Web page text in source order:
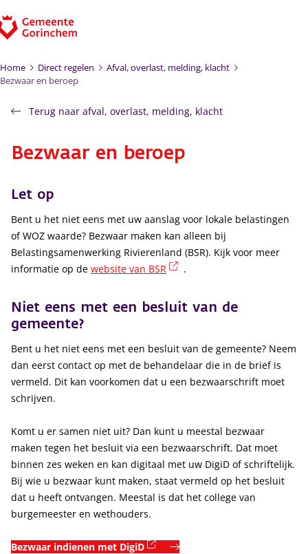
Home Direct regelen
Afval, overlast, melding, klacht
Bezwaar en beroep
Terug naar afval, overlast, melding, klacht
Bezwaar en beroep
Let op
Bent u het niet eens met uw aanslag voor lokale belastingen
of WOZ waarde? Bezwaar maken kan alleen bij
Belastingsamenwerking Rivierenland (BSR). Kijk voor meer
informatie op de website van BSR (externe link)
.
Niet eens met een besluit van de
gemeente?
Bent u het niet eens met een besluit van de gemeente? Neem
dan eerst contact op met de behandelaar die in de brief is
vermeld. Dit kan voorkomen dat u een bezwaarschrift moet
schrijven.
Komt u er samen niet uit? Dan kunt u meestal bezwaar
maken tegen het besluit via een bezwaarschrift. Dat moet
binnen zes weken en kan digitaal met uw DigiD of schriftelijk.
Bij wie u bezwaar kunt maken, staat vermeld op het besluit
dat u heeft ontvangen. Meestal is dat het college van
burgemeester en wethouders.
Bezwaar indienen met DigiD (externe link)